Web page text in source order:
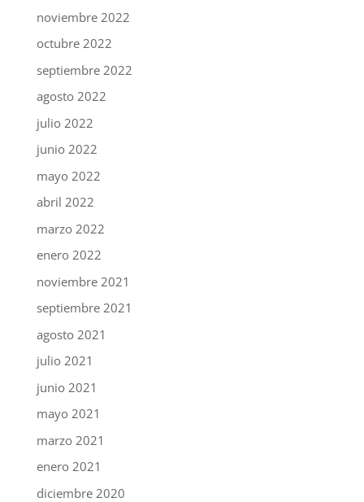
noviembre 2022
octubre 2022
septiembre 2022
agosto 2022
julio 2022
junio 2022
mayo 2022
abril 2022
marzo 2022
enero 2022
noviembre 2021
septiembre 2021
agosto 2021
julio 2021
junio 2021
mayo 2021
marzo 2021
enero 2021
diciembre 2020